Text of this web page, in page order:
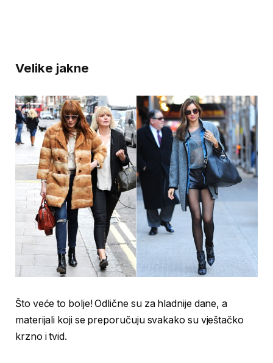
Velike jakne
Što veće to bolje! Odlične su za hladnije dane, a
materijali koji se preporučuju svakako su vještačko
krzno i tvid.